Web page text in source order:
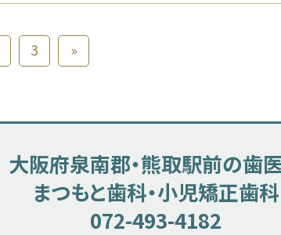
3 »
大阪府泉南郡・熊取駅前の歯
まつもと歯科・小児矯正歯科
072-493-4182